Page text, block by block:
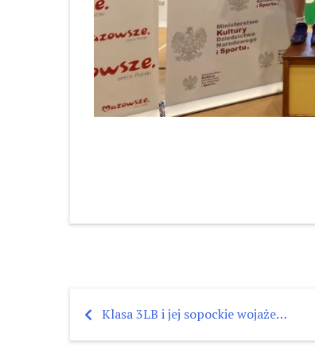
Nawigacja
Klasa 3LB i jej sopockie wojaże…